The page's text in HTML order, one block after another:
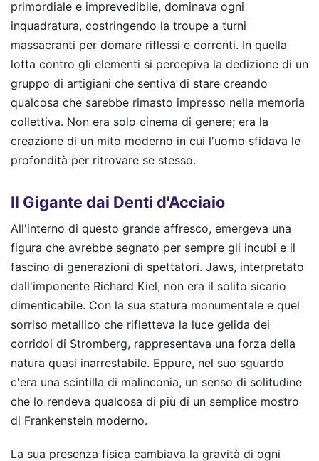
primordiale e imprevedibile, dominava ogni
inquadratura, costringendo la troupe a turni
massacranti per domare riflessi e correnti. In quella
lotta contro gli elementi si percepiva la dedizione di un
gruppo di artigiani che sentiva di stare creando
qualcosa che sarebbe rimasto impresso nella memoria
collettiva. Non era solo cinema di genere; era la
creazione di un mito moderno in cui l'uomo sfidava le
profondità per ritrovare se stesso.
Il Gigante dai Denti d'Acciaio
All'interno di questo grande affresco, emergeva una
figura che avrebbe segnato per sempre gli incubi e il
fascino di generazioni di spettatori. Jaws, interpretato
dall'imponente Richard Kiel, non era il solito sicario
dimenticabile. Con la sua statura monumentale e quel
sorriso metallico che rifletteva la luce gelida dei
corridoi di Stromberg, rappresentava una forza della
natura quasi inarrestabile. Eppure, nel suo sguardo
c'era una scintilla di malinconia, un senso di solitudine
che lo rendeva qualcosa di più di un semplice mostro
di Frankenstein moderno.
La sua presenza fisica cambiava la gravità di ogni